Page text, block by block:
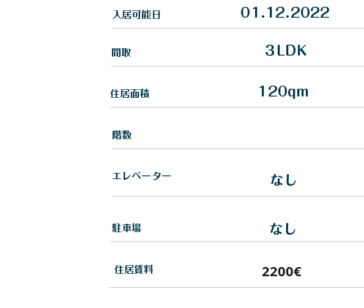
入居可能日 01.12.2022
間取 ３LDK
住居面積 120qm
​階数
エレベーター なし
駐車場 なし
住居賃料 2200€